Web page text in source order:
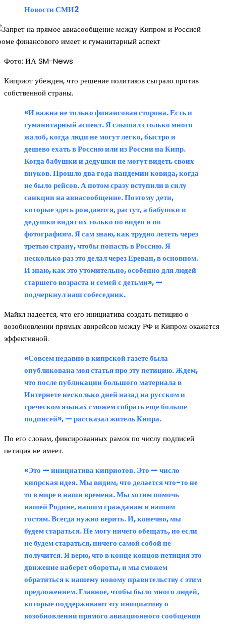
Новости СМИ2
Фото: ИА SM-News
Киприот убежден, что решение политиков сыграло против
собственной страны.
«И важна не только финансовая сторона. Есть и
гуманитарный аспект. Я слышал столько много
жалоб, когда люди не могут легко, быстро и
дешево ехать в Россию или из России на Кипр.
Когда бабушки и дедушки не могут видеть своих
внуков. Прошло два года пандемии ковида, когда
не было рейсов. А потом сразу вступили в силу
санкции на авиасообщение. Поэтому дети,
которые здесь рождаются, растут, а бабушки и
дедушки видят их только по видео и по
фотографиям. Я сам знаю, как трудно лететь через
третью страну, чтобы попасть в Россию. Я
несколько раз это делал через Ереван, в основном.
И знаю, как это утомительно, особенно для людей
старшего возраста и семей с детьми», —
подчеркнул наш собеседник.
Майкл надеется, что его инициатива создать петицию о
возобновлении прямых авирейсов между РФ и Кипром окажется
эффективной.
«Совсем недавно в кипрской газете была
опубликована моя статья про эту петицию. Ждем,
что после публикации большого материала в
Интернете несколько дней назад на русском и
греческом языках сможем собрать еще больше
подписей», — рассказал житель Кипра.
По его словам, фиксированных рамок по числу подписей
петиция не имеет.
«Это — инициатива киприотов. Это — число
кипрская идея. Мы видим, что делается что-то не
то в мире в наши времена. Мы хотим помочь
нашей Родине, нашим гражданам и нашим
гостям. Всегда нужно верить. И, конечно, мы
будем стараться. Не могу ничего обещать, но если
не будем стараться, ничего самой собой не
получится. Я верю, что в конце концов петиция это
движение наберет обороты, и мы сможем
обратиться к нашему новому правительству с этим
предложением. Главное, чтобы было много людей,
которые поддерживают эту инициативу о
возобновлении прямого авиационного сообщения